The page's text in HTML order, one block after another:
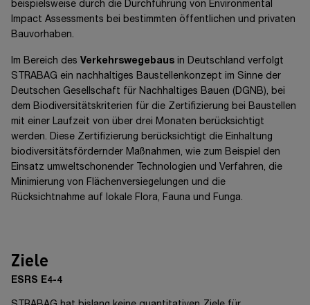
beispielsweise durch die Durchführung von Environmental
Impact Assessments bei bestimmten öffentlichen und privaten
Bauvorhaben.
Im Bereich des Verkehrswegebaus in Deutschland verfolgt
STRABAG ein nachhaltiges Baustellenkonzept im Sinne der
Deutschen Gesellschaft für Nachhaltiges Bauen (DGNB), bei
dem Biodiversitätskriterien für die Zertifizierung bei Baustellen
mit einer Laufzeit von über drei Monaten berücksichtigt
werden. Diese Zertifizierung berücksichtigt die Einhaltung
biodiversitätsfördernder Maßnahmen, wie zum Beispiel den
Einsatz umweltschonender Technologien und Verfahren, die
Minimierung von Flächenversiegelungen und die
Rücksichtnahme auf lokale Flora, Fauna und Funga.
Ziele
ESRS E4-4